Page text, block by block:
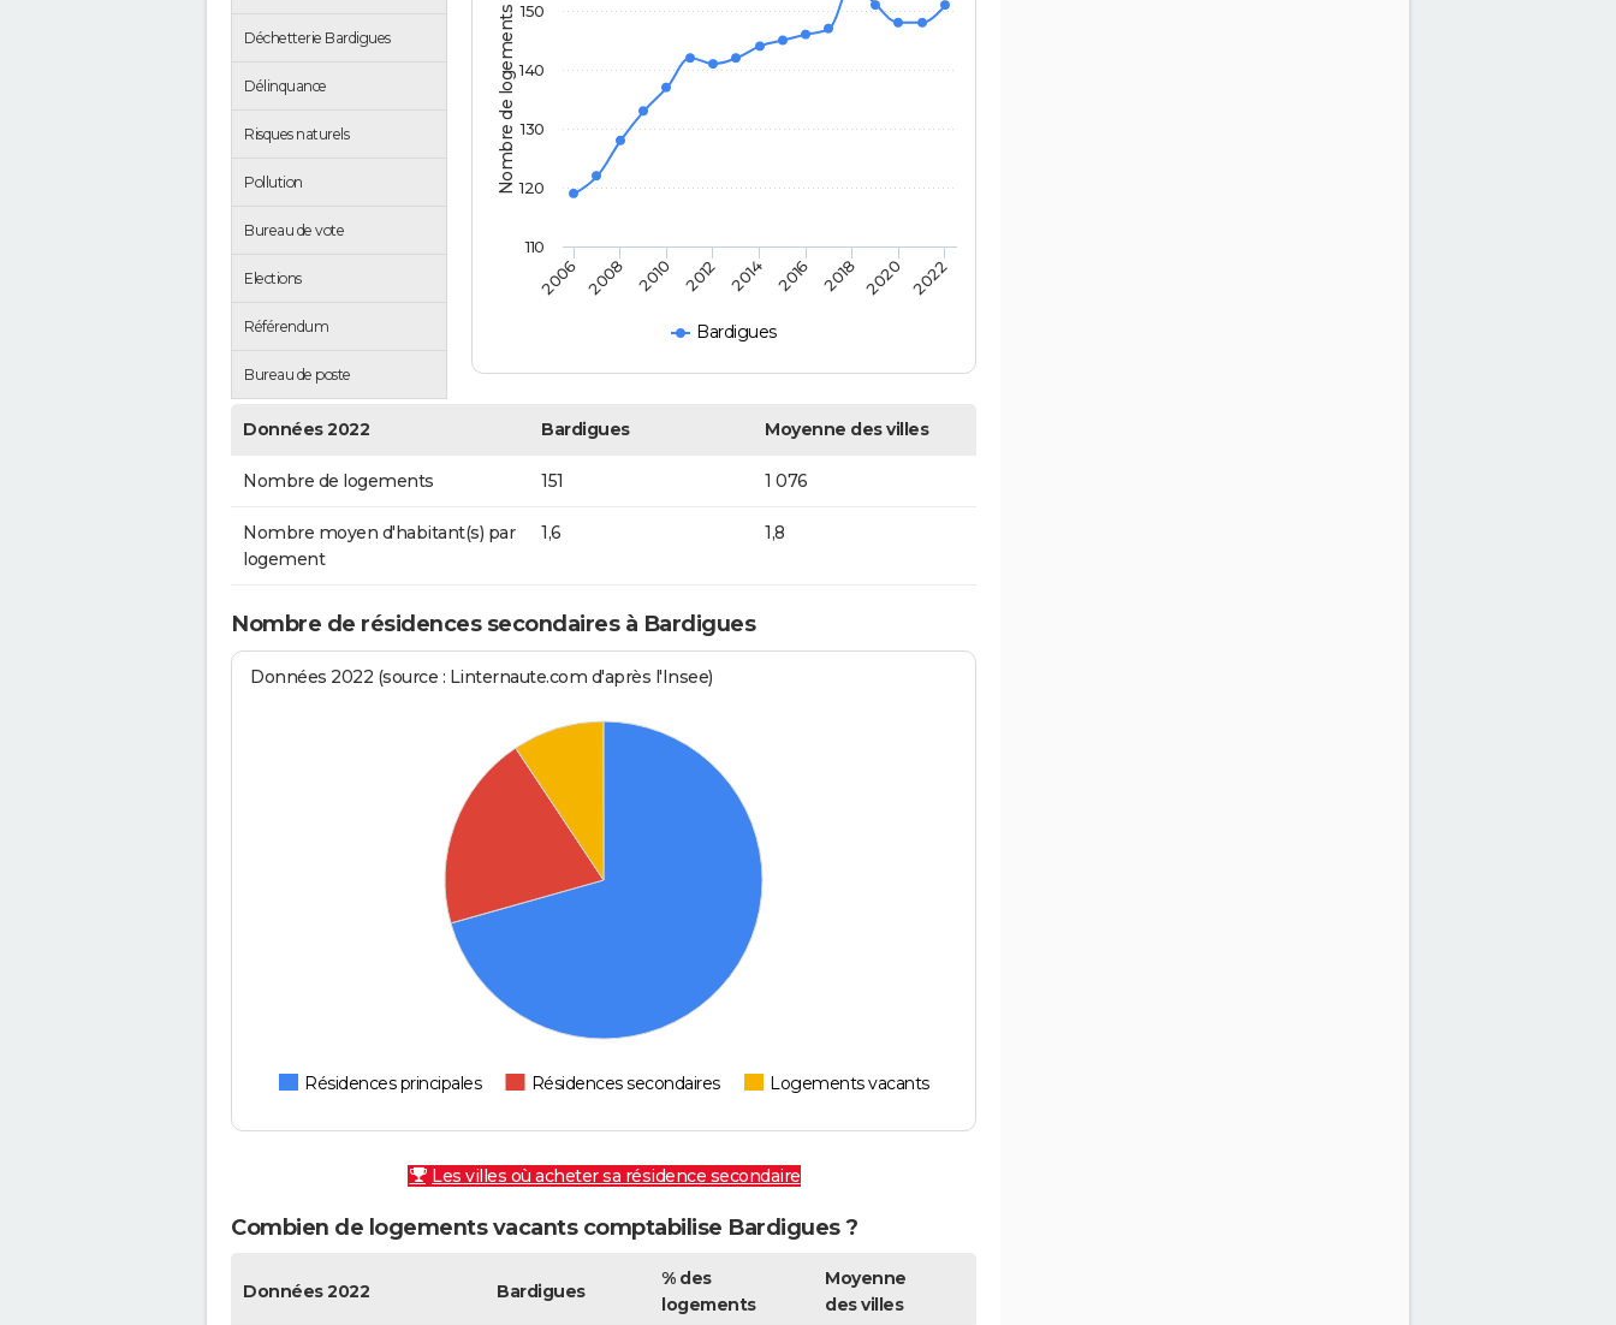
Déchetterie Bardigues
Délinquance
Risques naturels
Pollution
Bureau de vote
Elections
Référendum
Bureau de poste
Nombre de logements
Bardigues
2006 2008 2010 2012 2014 2016 2018 2020 2022
110
120
130
140
150
Données 2022 Bardigues Moyenne des villes
Nombre de logements 151 1 076
Nombre moyen d'habitant(s) par
logement
1,6 1,8
Nombre de résidences secondaires à Bardigues
Données 2022 (source : Linternaute.com d'après l'Insee)
Résidences principales Résidences secondaires Logements vacants
Les villes où acheter sa résidence secondaire
Combien de logements vacants comptabilise Bardigues ?
Données 2022 Bardigues
% des
logements
Moyenne
des villes